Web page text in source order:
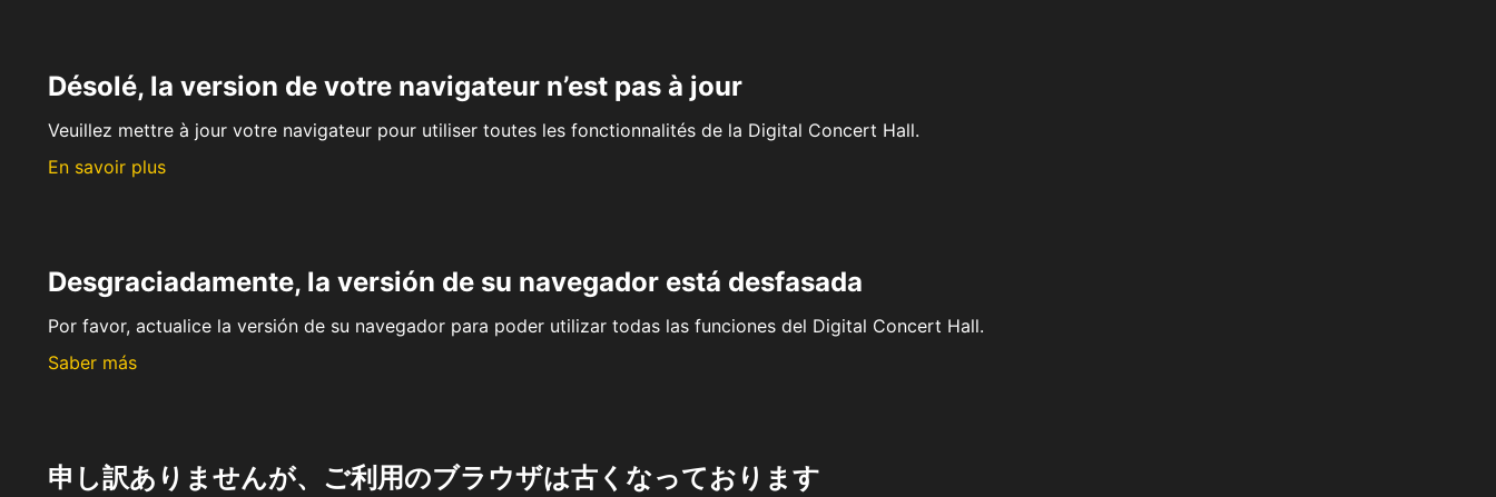
Désolé, la version de votre navigateur n’est pas à jour
Veuillez mettre à jour votre navigateur pour utiliser toutes les fonctionnalités de la Digital Concert Hall.
En savoir plus
Desgraciadamente, la versión de su navegador está desfasada
Por favor, actualice la versión de su navegador para poder utilizar todas las funciones del Digital Concert Hall.
Saber más
申し訳ありませんが、ご利用のブラウザは古くなっております